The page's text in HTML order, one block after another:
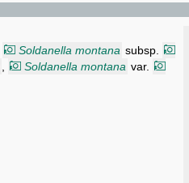
Soldanella montana subsp.
Soldanella montana var.